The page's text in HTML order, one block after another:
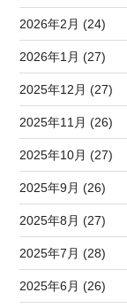
2026年2月 (24)
2026年1月 (27)
2025年12月 (27)
2025年11月 (26)
2025年10月 (27)
2025年9月 (26)
2025年8月 (27)
2025年7月 (28)
2025年6月 (26)